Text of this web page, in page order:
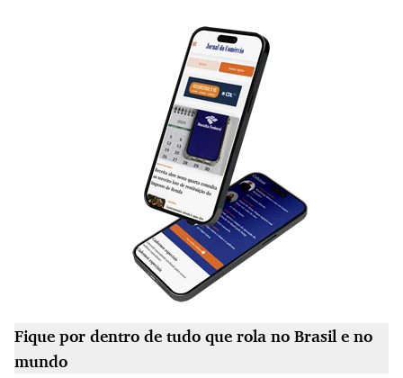
Fique por dentro de tudo que rola no Brasil e no
mundo